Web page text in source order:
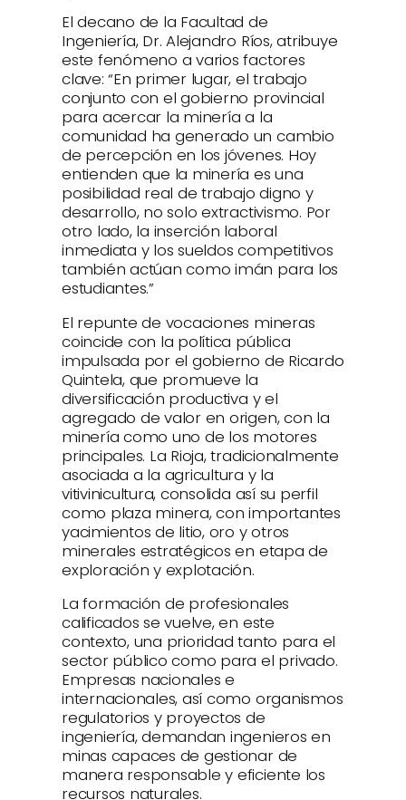
El decano de la Facultad de
Ingeniería, Dr. Alejandro Ríos, atribuye
este fenómeno a varios factores
clave: “En primer lugar, el trabajo
conjunto con el gobierno provincial
para acercar la minería a la
comunidad ha generado un cambio
de percepción en los jóvenes. Hoy
entienden que la minería es una
posibilidad real de trabajo digno y
desarrollo, no solo extractivismo. Por
otro lado, la inserción laboral
inmediata y los sueldos competitivos
también actúan como imán para los
estudiantes.”
El repunte de vocaciones mineras
coincide con la política pública
impulsada por el gobierno de Ricardo
Quintela, que promueve la
diversificación productiva y el
agregado de valor en origen, con la
minería como uno de los motores
principales. La Rioja, tradicionalmente
asociada a la agricultura y la
vitivinicultura, consolida así su perfil
como plaza minera, con importantes
yacimientos de litio, oro y otros
minerales estratégicos en etapa de
exploración y explotación.
La formación de profesionales
calificados se vuelve, en este
contexto, una prioridad tanto para el
sector público como para el privado.
Empresas nacionales e
internacionales, así como organismos
regulatorios y proyectos de
ingeniería, demandan ingenieros en
minas capaces de gestionar de
manera responsable y eficiente los
recursos naturales.